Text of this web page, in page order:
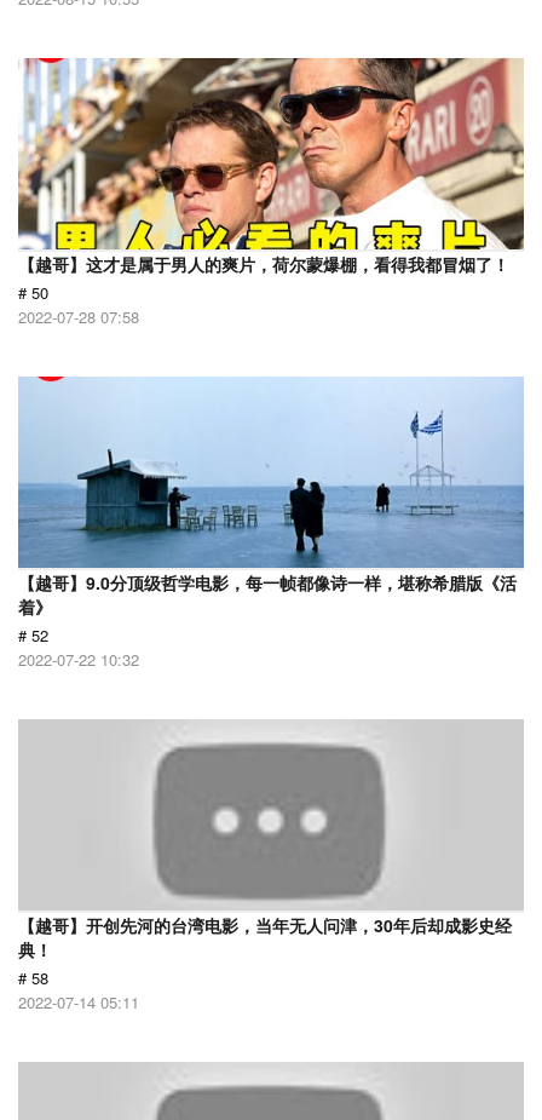
【越哥】这才是属于男人的爽片，荷尔蒙爆棚，看得我都冒烟了！
# 50
2022-07-28 07:58
【越哥】9.0分顶级哲学电影，每一帧都像诗一样，堪称希腊版《活
着》
# 52
2022-07-22 10:32
【越哥】开创先河的台湾电影，当年无人问津，30年后却成影史经
典！
# 58
2022-07-14 05:11